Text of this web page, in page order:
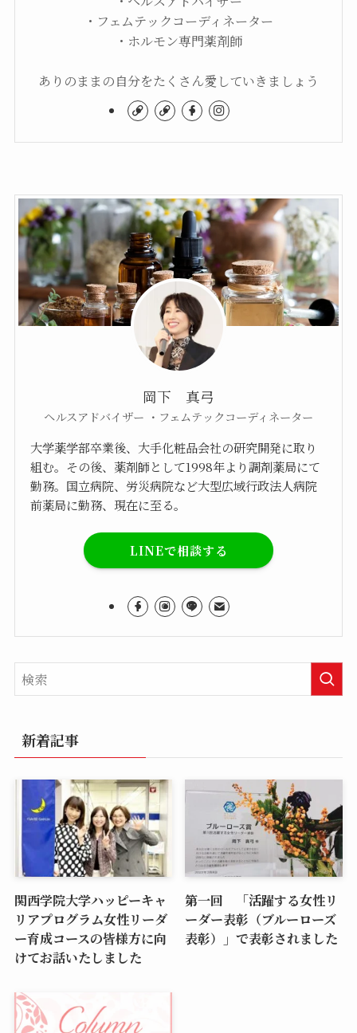
・フェムテックコーディネーター
・ホルモン専門薬剤師
ありのままの自分をたくさん愛していきましょう
岡下 真弓
ヘルスアドバイザー ・フェムテックコーディネーター
大学薬学部卒業後、大手化粧品会社の研究開発に取り
組む。その後、薬剤師として1998年より調剤薬局にて
勤務。国立病院、労災病院など大型広域行政法人病院
前薬局に勤務、現在に至る。
LINEで相談する
新着記事
関西学院大学ハッピーキャ
リアプログラム女性リーダ
ー育成コースの皆様方に向
けてお話いたしました
第一回 「活躍する女性リ
ーダー表彰（ブルーローズ
表彰）」で表彰されました